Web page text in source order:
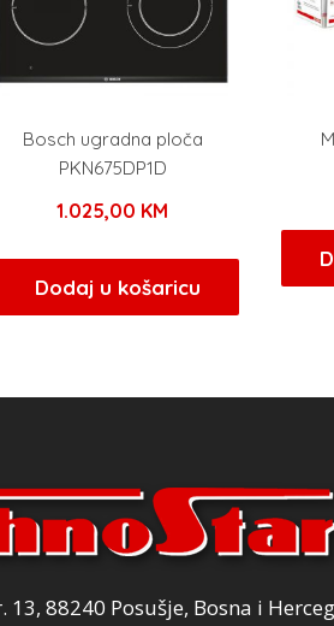
Bosch ugradna ploča
PKN675DP1D
1.025,00 KM
Dodaj u košaricu
13, 88240 Posušje, Bosna i